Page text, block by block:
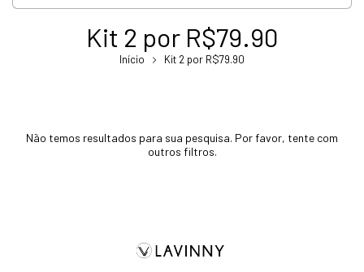
Kit 2 por R$79.90
Início Kit 2 por R$79.90
Não temos resultados para sua pesquisa. Por favor, tente com
outros filtros.